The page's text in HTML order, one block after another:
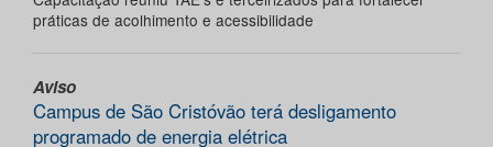
práticas de acolhimento e acessibilidade
Aviso
Campus de São Cristóvão terá desligamento
programado de energia elétrica